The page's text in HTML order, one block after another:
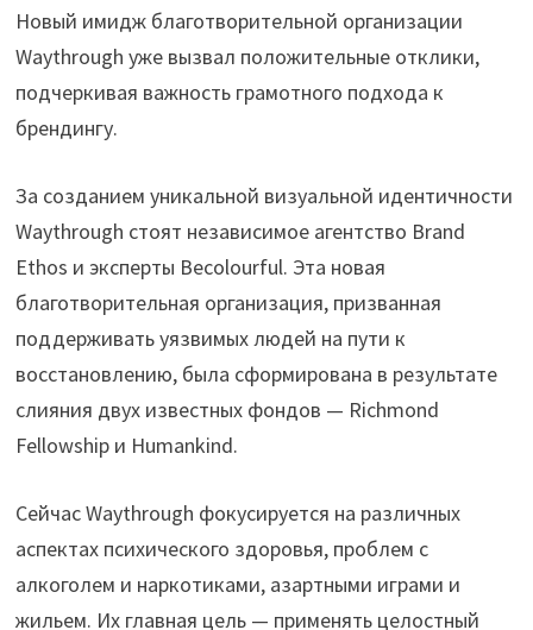
Новый имидж благотворительной организации
Waythrough уже вызвал положительные отклики,
подчеркивая важность грамотного подхода к
брендингу.
За созданием уникальной визуальной идентичности
Waythrough стоят независимое агентство Brand
Ethos и эксперты Becolourful. Эта новая
благотворительная организация, призванная
поддерживать уязвимых людей на пути к
восстановлению, была сформирована в результате
слияния двух известных фондов — Richmond
Fellowship и Humankind.
Сейчас Waythrough фокусируется на различных
аспектах психического здоровья, проблем с
алкоголем и наркотиками, азартными играми и
жильем. Их главная цель — применять целостный